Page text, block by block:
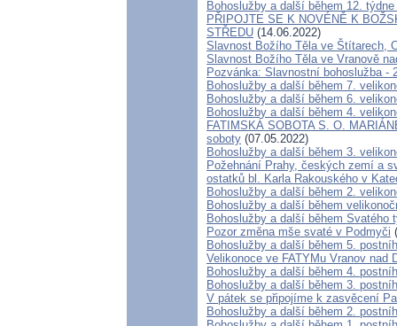
Bohoslužby a další během 12.
PŘIPOJTE SE K NOVÉNĚ K
STŘEDU (14.06.2022)
Slavnost Božího Těla ve Štítarech,
Slavnost Božího Těla ve Vranově
Pozvánka: Slavnostní bohoslužba -
Bohoslužby a další během 7.
Bohoslužby a další během 6.
Bohoslužby a další během 4.
FATIMSKÁ SOBOTA S. O.
soboty (07.05.2022)
Bohoslužby a další během 3.
Požehnání Prahy, českých zemí a
ostatků bl. Karla Rakouského v
Bohoslužby a další během 2.
Bohoslužby a další během
Bohoslužby a další během Svatého
Pozor změna mše svaté v Podmyči
Bohoslužby a další během 5.
Velikonoce ve FATYMu Vranov nad
Bohoslužby a další během 4.
Bohoslužby a další během 3.
V pátek se připojíme k zasvěcení
Bohoslužby a další během 2.